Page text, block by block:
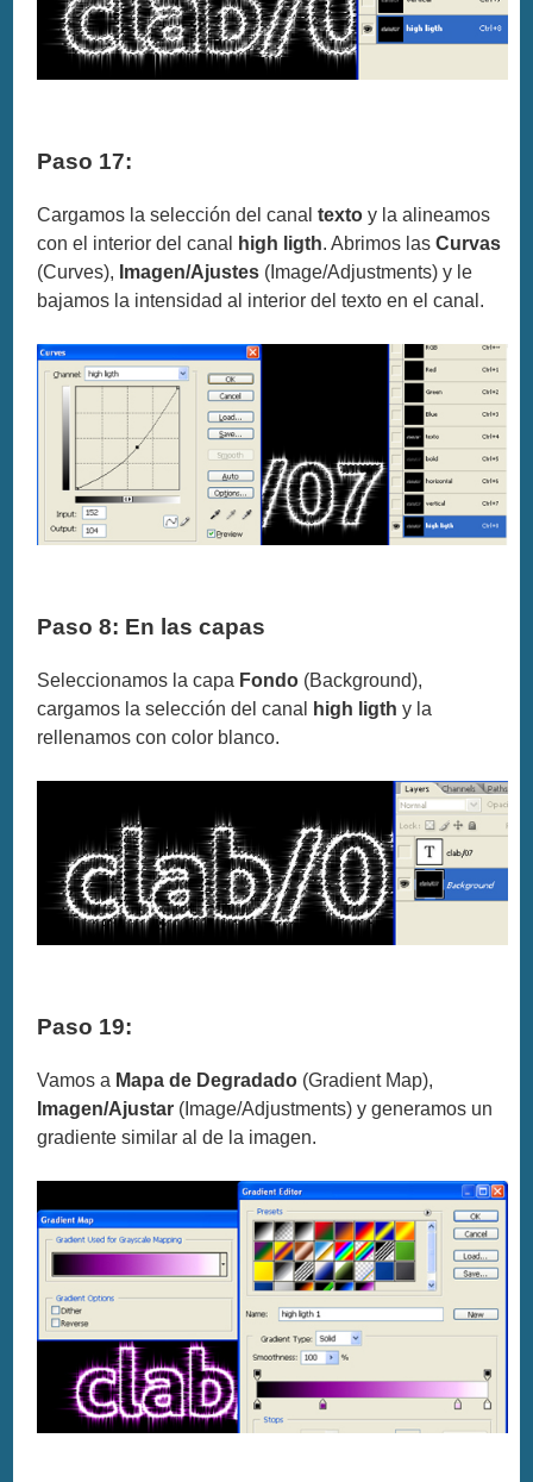
Paso 17:
Cargamos la selección del canaltexto y la alineamos
con el interior del canal
high ligth. Abrimos lasCurvas
(Curves), Imagen/Ajustes (Image/Adjustments) y le
bajamos la intensidad al interior del texto en el canal.
Paso 8: En las capas
Seleccionamos la capa Fondo (Background),
cargamos la selección del canal
high ligth y la
rellenamos con color blanco.
Paso 19:
Vamos a Mapa de Degradado (Gradient Map),
Imagen/Ajustar (Image/Adjustments) y generamos un
gradiente similar al de la imagen.